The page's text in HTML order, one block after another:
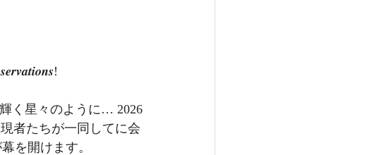
く星々のように… 2026
者たちが一同してに会
を開けます。